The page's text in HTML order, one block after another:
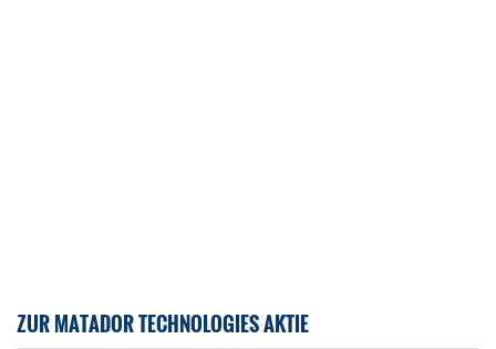
ZUR MATADOR TECHNOLOGIES AKTIE